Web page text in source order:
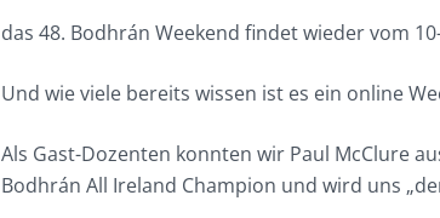
das 48. Bodhrán Weekend findet wieder vom
Und wie viele bereits wissen ist es ein online
Als Gast-Dozenten konnten wir Paul McClure
Bodhrán All Ireland Champion und wird uns